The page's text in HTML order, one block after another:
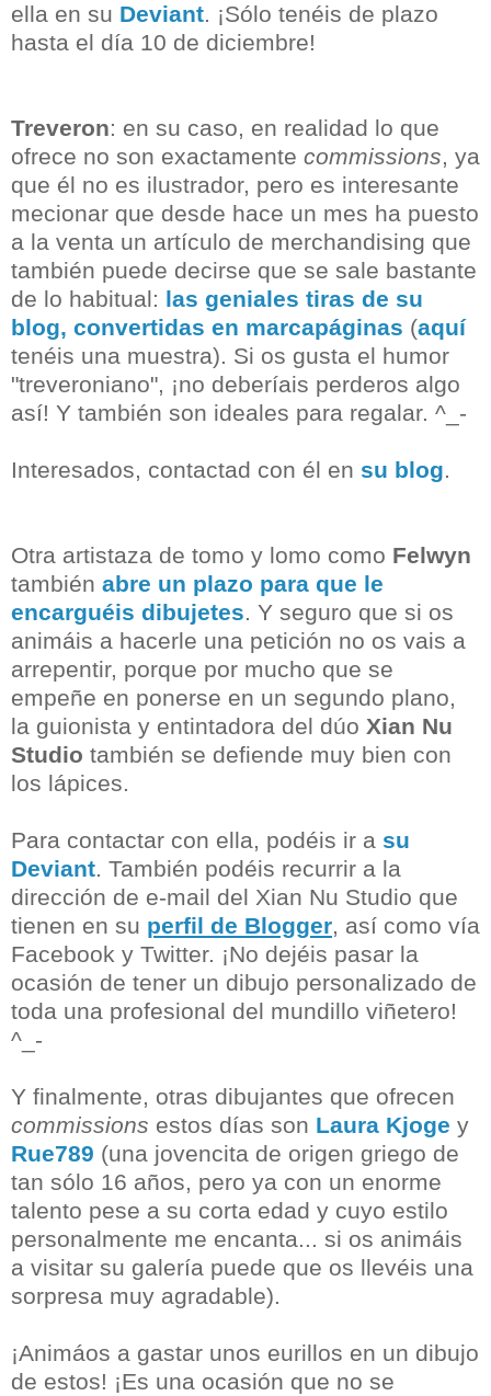
ella en su Deviant. ¡Sólo tenéis de plazo
hasta el día 10 de diciembre!
Treveron: en su caso, en realidad lo que
ofrece no son exactamente commissions, ya
que él no es ilustrador, pero es interesante
mecionar que desde hace un mes ha puesto
a la venta un artículo de merchandising que
también puede decirse que se sale bastante
de lo habitual: las geniales tiras de su
blog, convertidas en marcapáginas (aquí
tenéis una muestra). Si os gusta el humor
"treveroniano", ¡no deberíais perderos algo
así! Y también son ideales para regalar. ^_-
Interesados, contactad con él en su blog.
Otra artistaza de tomo y lomo como Felwyn
también abre un plazo para que le
encarguéis dibujetes. Y seguro que si os
animáis a hacerle una petición no os vais a
arrepentir, porque por mucho que se
empeñe en ponerse en un segundo plano,
la guionista y entintadora del dúo Xian Nu
Studio también se defiende muy bien con
los lápices.
Para contactar con ella, podéis ir a su
Deviant. También podéis recurrir a la
dirección de e-mail del Xian Nu Studio que
tienen en su perfil de Blogger, así como vía
Facebook y Twitter. ¡No dejéis pasar la
ocasión de tener un dibujo personalizado de
toda una profesional del mundillo viñetero!
^_-
Y finalmente, otras dibujantes que ofrecen
commissions estos días son Laura Kjoge y
Rue789 (una jovencita de origen griego de
tan sólo 16 años, pero ya con un enorme
talento pese a su corta edad y cuyo estilo
personalmente me encanta... si os animáis
a visitar su galería puede que os llevéis una
sorpresa muy agradable).
¡Animáos a gastar unos eurillos en un dibujo
de estos! ¡Es una ocasión que no se